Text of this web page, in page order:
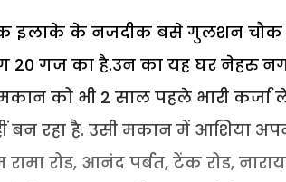
इलाके के नजदीक बसे गुलशन चौक
20 गज का है.उन का यह घर नेहरु
को भी 2 साल पहले भारी कर्जा
बन रहा है. उसी मकान में आशिया
रोड, आनंद पर्बत, टेंक रोड,